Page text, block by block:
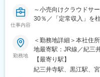
・会計システム（マネ
・財務分析、経営レポ
・原価計算（無形固定
・税務調査対応、予算
・グループ連結決算、
仕事内容
～小売向けクラウドサ
30％／「定常収入」を
■募集背景：
更なる事業成長に向け
業価値向上のため次世
長期的には課内の様々
勤務地
＜勤務地詳細＞本社住
地最寄駅：JR線／紀三
範囲：会社の定める事業
【最寄り駅】
紀三井寺駅、黒江駅、